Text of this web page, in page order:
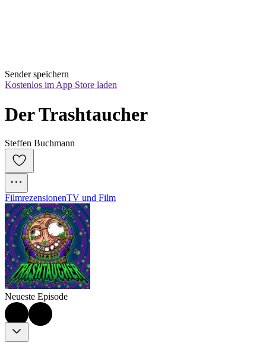
Sender speichern
Kostenlos im App Store laden
Der Trashtaucher
Steffen Buchmann
FilmrezensionenTV und Film
Neueste Episode